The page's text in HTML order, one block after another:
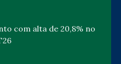
com alta de 20,8% no